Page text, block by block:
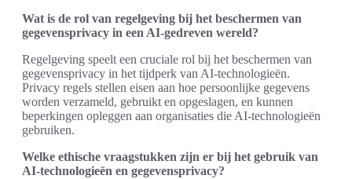
Wat is de rol van regelgeving bij het beschermen van
gegevensprivacy in een AI-gedreven wereld?
Regelgeving speelt een cruciale rol bij het beschermen van
gegevensprivacy in het tijdperk van AI-technologieën.
Privacy regels stellen eisen aan hoe persoonlijke gegevens
worden verzameld, gebruikt en opgeslagen, en kunnen
beperkingen opleggen aan organisaties die AI-technologieën
gebruiken.
Welke ethische vraagstukken zijn er bij het gebruik van
AI-technologieën en gegevensprivacy?